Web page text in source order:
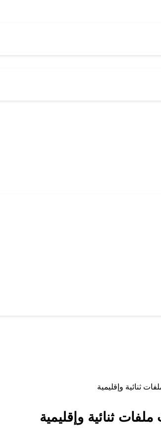
ثنائية وإقليمية
ثنائية وإقليمية